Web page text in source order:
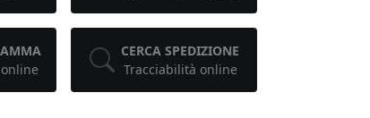
CERCA SPEDIZIONE
Tracciabilità online